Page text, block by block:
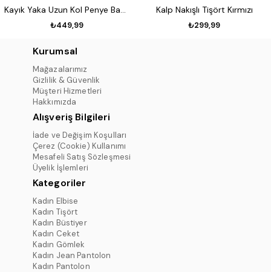
Kayık Yaka Uzun Kol Penye Badi Koyu kahve
₺449,99
Kalp Nakışlı Tişört Kırmızı
₺299,99
Kurumsal
Mağazalarımız
Gizlilik & Güvenlik
Müşteri Hizmetleri
Hakkımızda
Alışveriş Bilgileri
İade ve Değişim Koşulları
Çerez (Cookie) Kullanımı
Mesafeli Satış Sözleşmesi
Üyelik İşlemleri
Kategoriler
Kadın Elbise
Kadın Tişört
Kadın Büstiyer
Kadın Ceket
Kadın Gömlek
Kadın Jean Pantolon
Kadın Pantolon